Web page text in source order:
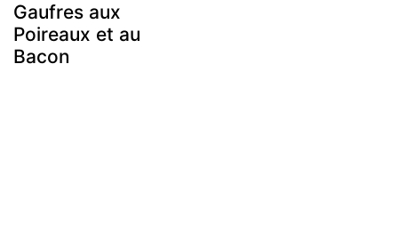
Gaufres aux
Poireaux et au
Bacon